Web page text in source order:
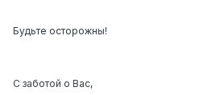
Будьте осторожны!
С заботой о Вас,